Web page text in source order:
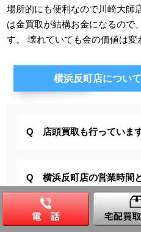
場所的にも便利なので川崎大師
は金買取が結構お金になるので
す。 壊れていても金の価値は変
横浜反町店につい
店頭買取も行っていま
横浜反町店の営業時間
さい。